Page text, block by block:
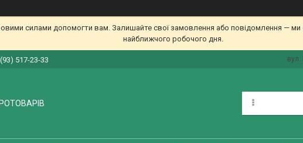
силами допомогти вам. Залишайте свої замовлення або повідомлення — ми
найближчого робочого дня.
517-23-33 вул.